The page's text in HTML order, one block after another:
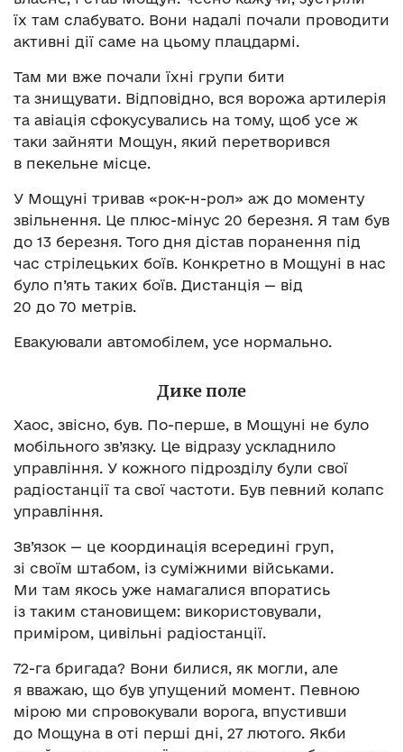
їх там слабувато. Вони надалі почали проводити
активні дії саме на цьому плацдармі.
Там ми вже почали їхні групи бити
та знищувати. Відповідно, вся ворожа артилерія
та авіація сфокусувались на тому, щоб усе ж
таки зайняти Мощун, який перетворився
в пекельне місце.
У Мощуні тривав «рок-н-рол» аж до моменту
звільнення. Це плюс-мінус 20 березня. Я там був
до 13 березня. Того дня дістав поранення під
час стрілецьких боїв. Конкретно в Мощуні в нас
було п’ять таких боїв. Дистанція — від
20 до 70 метрів.
Евакуювали автомобілем, усе нормально.
Дике поле
Хаос, звісно, був. По-перше, в Мощуні не було
мобільного зв’язку. Це відразу ускладнило
управління. У кожного підрозділу були свої
радіостанції та свої частоти. Був певний колапс
управління.
Зв’язок — це координація всередині груп,
зі своїм штабом, із суміжними військами.
Ми там якось уже намагалися впоратись
із таким становищем: використовували,
приміром, цивільні радіостанції.
72-га бригада? Вони билися, як могли, але
я вважаю, що був упущений момент. Певною
мірою ми спровокували ворога, впустивши
до Мощуна в оті перші дні, 27 лютого. Якби